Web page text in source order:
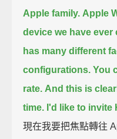
Apple family. Apple
device we have ever
has many different
configurations. You
rate. And this is
time. I'd like to
現在我要把焦點轉往